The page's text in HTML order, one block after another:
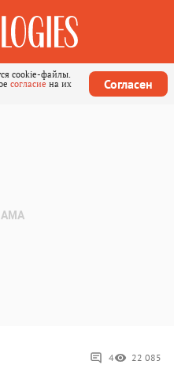
cookie-файлы.
согласие на их
Согласен
4 22 085